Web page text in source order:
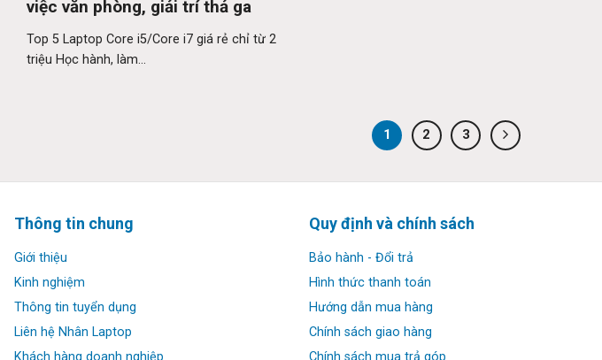
việc văn phòng, giải trí thả ga
Top 5 Laptop Core i5/Core i7 giá rẻ chỉ từ 2
triệu Học hành, làm...
1 2 3
Thông tin chung
Giới thiệu
Kinh nghiệm
Thông tin tuyển dụng
Liên hệ Nhân Laptop
Khách hàng doanh nghiệp
Quy định và chính sách
Bảo hành - Đổi trả
Hình thức thanh toán
Hướng dẫn mua hàng
Chính sách giao hàng
Chính sách mua trả góp